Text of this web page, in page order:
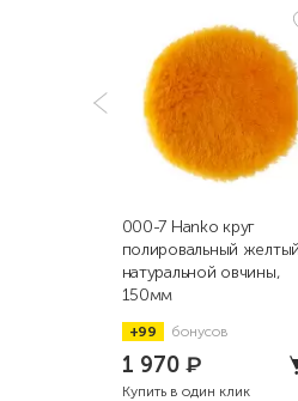
000-7 Hanko круг
полировальный
натуральной овчины,
150мм
+99 бонусов
1 970 ₽
Купить в один клик